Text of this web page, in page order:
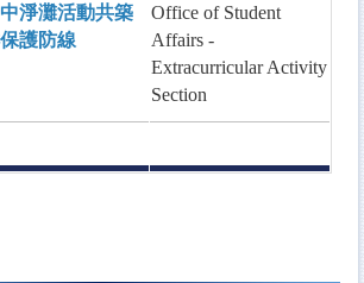
淨灘活動共築
護防線
Office of Student
Affairs -
Extracurricular Activity
Section